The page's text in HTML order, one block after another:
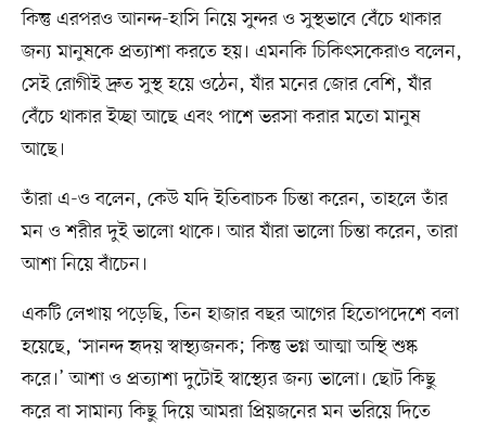
কিন্তু এরপরও আনন্দ-হাসি নিয়ে সুন্দর ও সুস্থভাবে বেঁচে থাকার
জন্য মানুষকে প্রত্যাশা করতে হয়। এমনকি চিকিৎসকেরাও বলেন,
সেই রোগীই দ্রুত সুস্থ হয়ে ওঠেন, যাঁর মনের জোর বেশি, যাঁর
বেঁচে থাকার ইচ্ছা আছে এবং পাশে ভরসা করার মতো মানুষ
আছে।
তাঁরা এ-ও বলেন, কেউ যদি ইতিবাচক চিন্তা করেন, তাহলে তাঁর
মন ও শরীর দুই ভালো থাকে। আর যাঁরা ভালো চিন্তা করেন, তারা
আশা নিয়ে বাঁচেন।
একটি লেখায় পড়েছি, তিন হাজার বছর আগের হিতোপদেশে বলা
হয়েছে, ‘সানন্দ হৃদয় স্বাস্থ্যজনক; কিন্তু ভগ্ন আত্মা অস্থি শুষ্ক
করে।’ আশা ও প্রত্যাশা দুটোই স্বাস্থ্যের জন্য ভালো। ছোট কিছু
করে বা সামান্য কিছু দিয়ে আমরা প্রিয়জনের মন ভরিয়ে দিতে